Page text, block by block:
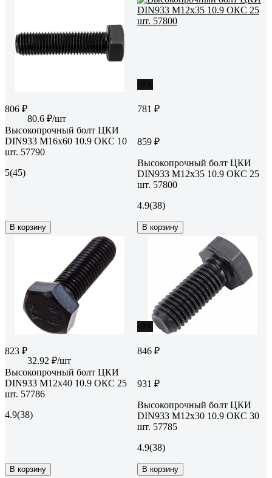
806 ₽
80.6 ₽/шт
Высокопрочный болт ЦКИ
DIN933 М16х60 10.9 ОКС 10
шт. 57790
5(45)
В корзину
781 ₽
859 ₽
Высокопрочный болт ЦКИ
DIN933 М12х35 10.9 ОКС 25
шт. 57800
4.9(38)
В корзину
823 ₽
32.92 ₽/шт
Высокопрочный болт ЦКИ
DIN933 М12х40 10.9 ОКС 25
шт. 57786
4.9(38)
В корзину
846 ₽
931 ₽
Высокопрочный болт ЦКИ
DIN933 М12х30 10.9 ОКС 30
шт. 57785
4.9(38)
В корзину